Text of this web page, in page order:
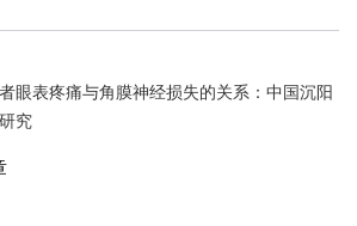
眼表疼痛与角膜神经损失的关系：中国沉阳
究